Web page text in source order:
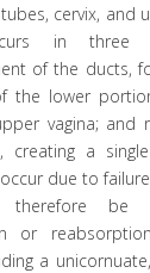
cervix, and
in three
of the ducts,
the lower
vagina; and
creating a
due to
be
or
a